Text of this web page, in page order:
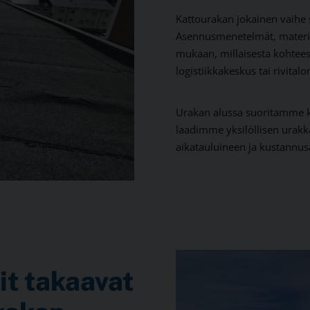
Kattourakan jokainen
Asennusmenetelmät,
mukaan, millaisesta
logistiikkakeskus tai
Urakan alussa
laadimme yksilöllisen
aikatauluineen ja
takaavat